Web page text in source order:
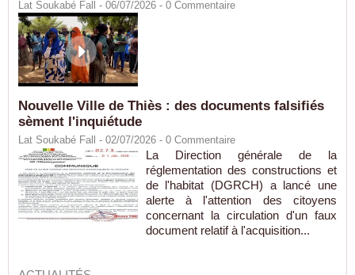
Lat Soukabé Fall - 06/07/2026 - 0 Commentaire
Nouvelle Ville de Thiès : des documents falsifiés
sèment l'inquiétude
Lat Soukabé Fall - 02/07/2026 - 0 Commentaire
La Direction générale de la
réglementation des constructions et
de l'habitat (DGRCH) a lancé une
alerte à l'attention des citoyens
concernant la circulation d'un faux
document relatif à l'acquisition...